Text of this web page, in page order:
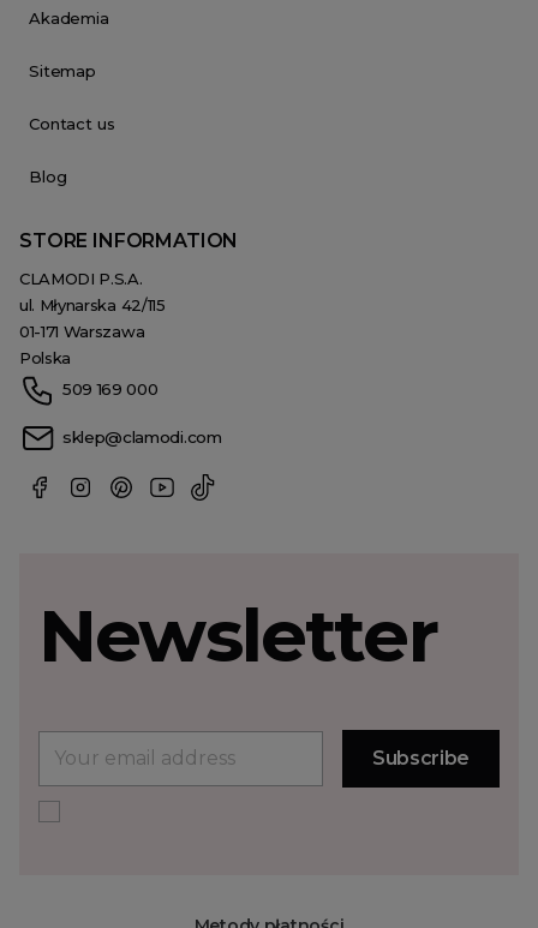
Akademia
Sitemap
Contact us
Blog
STORE INFORMATION
CLAMODI P.S.A.
ul. Młynarska 42/115
01-171 Warszawa
Polska
509 169 000
sklep@clamodi.com
Newsletter